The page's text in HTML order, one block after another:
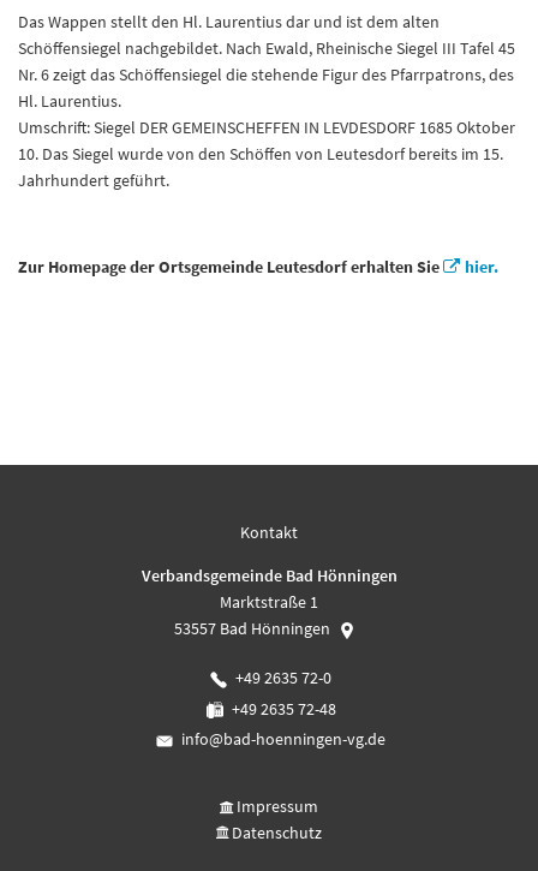
Das Wappen stellt den Hl. Laurentius dar und ist dem alten
Schöffensiegel nachgebildet. Nach Ewald, Rheinische Siegel III Tafel 45
Nr. 6 zeigt das Schöffensiegel die stehende Figur des Pfarrpatrons, des
Hl. Laurentius.
Umschrift: Siegel DER GEMEINSCHEFFEN IN LEVDESDORF 1685 Oktober
10. Das Siegel wurde von den Schöffen von Leutesdorf bereits im 15.
Jahrhundert geführt.
Zur Homepage der Ortsgemeinde Leutesdorf erhalten Sie hier.
Kontakt
Verbandsgemeinde Bad Hönningen
Marktstraße 1
53557 Bad Hönningen
+49 2635 72-0
+49 2635 72-48
info@bad-hoenningen-vg.de
Impressum
Datenschutz